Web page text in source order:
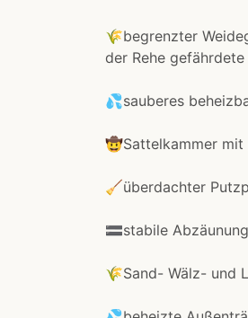
🌾begrenzter
der Rehe
💦sauberes
🤠Sattelkammer mit
🧹überdachter
🟰stabile Abzäunung
🌾Sand- Wälz- und